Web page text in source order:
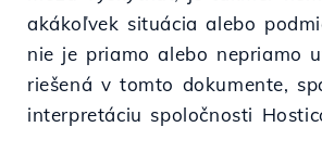
akákoľvek situácia alebo
nie je priamo alebo nepriamo
riešená v tomto dokumente,
interpretáciu spoločnosti